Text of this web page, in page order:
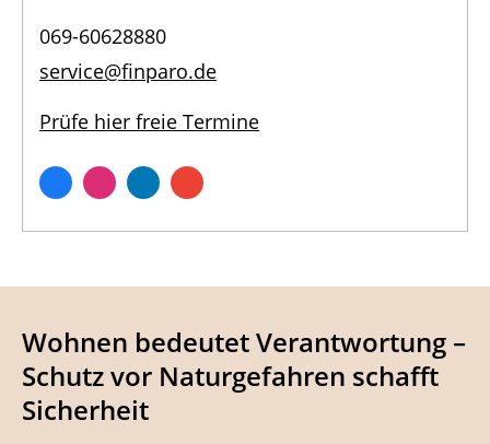
069-60628880
service@finparo.de
Prüfe hier freie Termine
Wohnen bedeutet Verantwortung –
Schutz vor Naturgefahren schafft
Sicherheit